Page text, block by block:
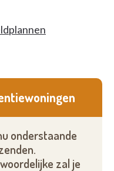
onderstaande
zal je